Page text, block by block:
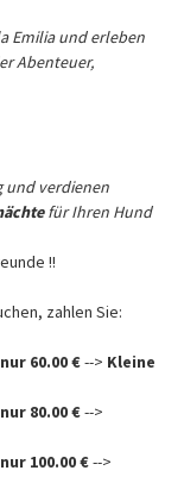
Emilia und erleben
Abenteuer,
und verdienen
für Ihren Hund
!!
zahlen Sie:
nur 60.00 €--> Kleine
nur 80.00 €-->
nur 100.00 €-->